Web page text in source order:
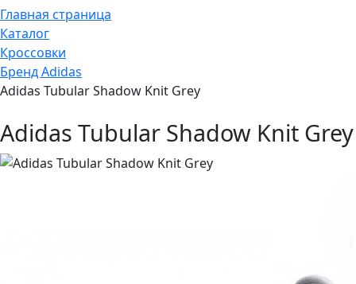
Главная страница
Каталог
Кроссовки
Бренд Adidas
Adidas Tubular Shadow Knit Grey
Adidas Tubular Shadow Knit Grey